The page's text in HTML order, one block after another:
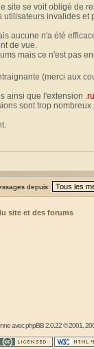
site se voit obligé de
invalides et
aucune n'a été
de vue.
mais ce n'est pas
(merci aux
ainsi que l'extension .ru
sont trop nombreux
depuis:
site et des forums
avecphpBB2.0.22 © 2001,